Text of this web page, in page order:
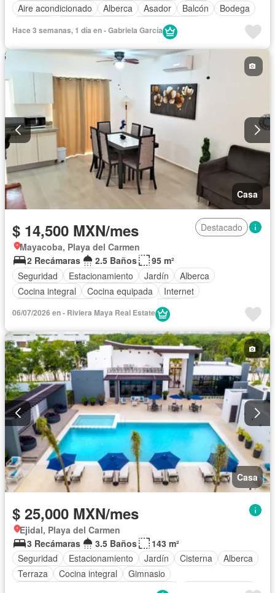
Aire acondicionado
Alberca Asador Balcón
Bodega
Cocina integral
Cuarto de servicio
Estacionamiento
Internet Jardín
Despacho
Recámara con closet
Televisión por cable
Permite mascotas
Sin amueblar
Hace 3 semanas, 1 día en - Gabriela García
Casa
$ 14,500 MXN/mes
Destacado
Mayacoba, Playa del Carmen
2 Recámaras
2.5 Baños
95 m²
Seguridad
Estacionamiento Jardín
Alberca
Cocina integral
Cocina equipada
Internet
Agua
Gas natural Asador
Zonas verdes
Recámara con closet
Caseta de vigilancia
Permite mascotas
Permite niños
Completamente amueblado
06/07/2026 en - Riviera Maya Real Estate
Casa
$ 25,000 MXN/mes
Ejidal, Playa del Carmen
3 Recámaras
3.5 Baños
143 m²
Seguridad
Estacionamiento Jardín Cisterna
Alberca
Terraza
Cocina integral
Gimnasio
Acceso para personas con discapacidad
Cocina equipada